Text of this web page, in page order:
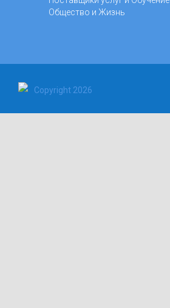
Общество и Жизнь
Copyright 2026